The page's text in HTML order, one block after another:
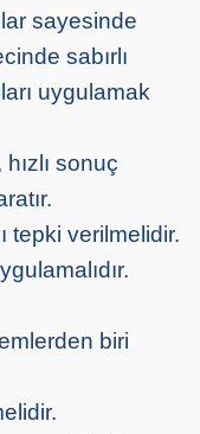
sayesinde
sabırlı
uygulamak
sonuç
tepki verilmelidir.
biri